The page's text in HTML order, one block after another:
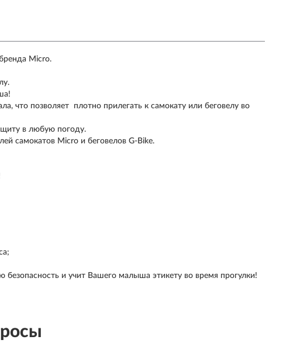
Micro.
что позволяет плотно прилегать к самокату или беговелу во
в любую погоду.
самокатов Micro и беговелов G-Bike.
безопасность и учит Вашего малыша этикету во время прогулки!